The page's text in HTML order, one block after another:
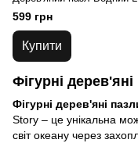
599 грн
Купити
Фігурні
Фігурні дерев'яні
Story – це унікальна
світ океану через